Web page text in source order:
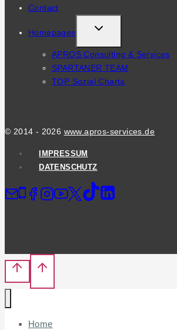
Contact
Homepages
TOGGLE
CHILD
APROS Consulting & Services
SPARTANER TEAM
TOP Sozial Charta
© 2014 - 2026 www.apros-services.de
IMPRESSUM
DATENSCHUTZ
Home